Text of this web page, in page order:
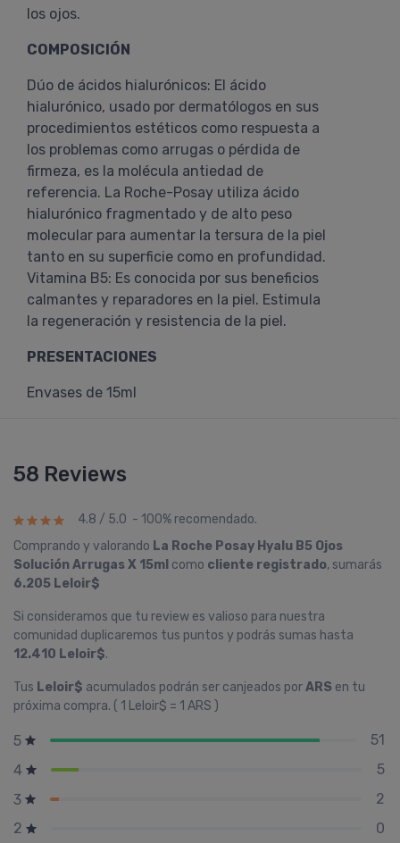
los ojos.
COMPOSICIÓN
Dúo de ácidos hialurónicos: El ácido
hialurónico, usado por dermatólogos en sus
procedimientos estéticos como respuesta a
los problemas como arrugas o pérdida de
firmeza, es la molécula antiedad de
referencia. La Roche-Posay utiliza ácido
hialurónico fragmentado y de alto peso
molecular para aumentar la tersura de la piel
tanto en su superficie como en profundidad.
Vitamina B5: Es conocida por sus beneficios
calmantes y reparadores en la piel. Estimula
la regeneración y resistencia de la piel.
PRESENTACIONES
Envases de 15ml
58 Reviews
4.8 / 5.0 - 100% recomendado.
Comprando y valorando La Roche Posay Hyalu B5 Ojos
Solución Arrugas X 15ml como cliente registrado, sumarás
6.205 Leloir$
Si consideramos que tu review es valioso para nuestra
comunidad duplicaremos tus puntos y podrás sumas hasta
12.410 Leloir$.
Tus Leloir$ acumulados podrán ser canjeados porARS en tu
próxima compra. ( 1 Leloir$ = 1 ARS )
5
51
4
5
3
2
2
0